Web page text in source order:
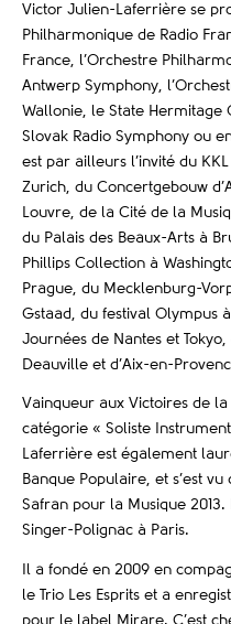
Victor Julien-Laferrière se
Philharmonique de Radio
France, l’Orchestre
Antwerp Symphony,
Wallonie, le State Hermitage
Slovak Radio Symphony ou
est par ailleurs l’invité du
Zurich, du Concertgebouw
Louvre, de la Cité de la
du Palais des Beaux-Arts à
Phillips Collection à
Prague, du Mecklenburg-
Gstaad, du festival Olympus
Journées de Nantes et
Deauville et d’Aix-en-
Vainqueur aux Victoires de la
catégorie « Soliste
Laferrière est également
Banque Populaire, et s’est
Safran pour la Musique
Singer-Polignac à Paris.
Il a fondé en 2009 en
le Trio Les Esprits et a